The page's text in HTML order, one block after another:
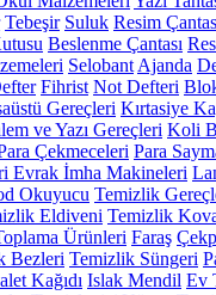
Tebeşir Suluk Resim
Beslenme Çantası
Selobant Ajanda
Fihrist Not Defteri
Gereçleri Kırtasiye
ve Yazı Gereçleri Koli
Çekmeceleri Para
Evrak İmha Makineleri
Okuyucu Temizlik
Eldiveni Temizlik
Ürünleri Faraş
Bezleri Temizlik Süngeri
Kağıdı Islak Mendil Ev